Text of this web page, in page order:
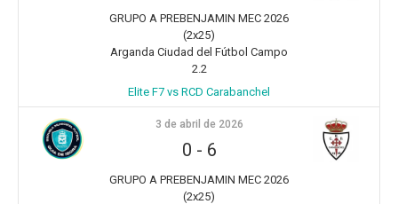
GRUPO A PREBENJAMIN MEC 2026
(2x25)
Arganda Ciudad del Fútbol Campo
2.2
Elite F7 vs RCD Carabanchel
3 de abril de 2026
0 - 6
GRUPO A PREBENJAMIN MEC 2026
(2x25)